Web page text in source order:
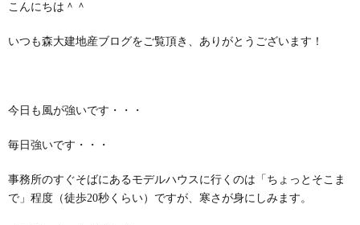
こんにちは＾＾
いつも森大建地産ブログをご覧頂き、ありがとうございます！
今日も風が強いです・・・
毎日強いです・・・
事務所のすぐそばにあるモデルハウスに行くのは「ちょっとそこま
で」程度（徒歩20秒くらい）ですが、寒さが身にしみます。